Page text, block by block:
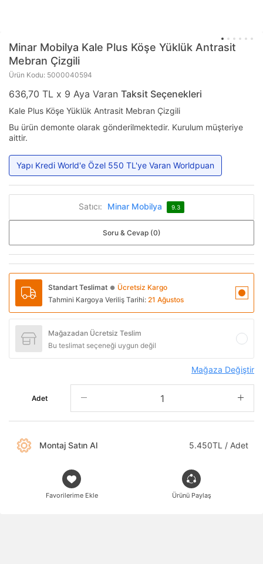
Minar Mobilya Kale Plus Köşe Yüklük Antrasit
Mebran Çizgili
Ürün Kodu: 5000040594
636,70 TL x 9 Aya Varan Taksit Seçenekleri
Kale Plus Köşe Yüklük Antrasit Mebran Çizgili
Bu ürün demonte olarak gönderilmektedir. Kurulum müşteriye
aittir.
Yapı Kredi World'e Özel 550 TL'ye Varan Worldpuan
Satıcı: Minar Mobilya 9.3
Soru & Cevap (0)
Standart Teslimat ● Ücretsiz Kargo
Tahmini Kargoya Veriliş Tarihi: 21 Ağustos
Mağazadan Ücretsiz Teslim
Bu teslimat seçeneği uygun değil
Mağaza Değiştir
Adet
Montaj Satın Al 5.450TL / Adet
Favorilerime Ekle Ürünü Paylaş